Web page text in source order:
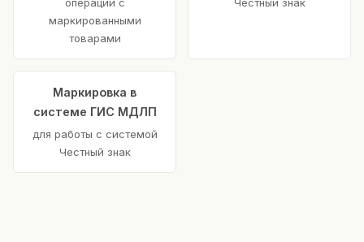
маркированными
товарами
Маркировка в
системе ГИС МДЛП
для работы с системой
Честный знак